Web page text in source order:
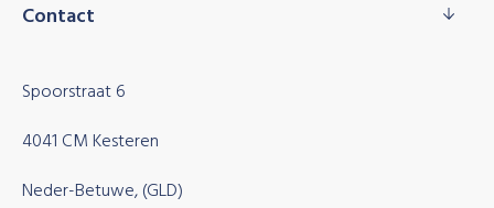
Contact
Spoorstraat 6
4041 CM Kesteren
Neder-Betuwe, (GLD)